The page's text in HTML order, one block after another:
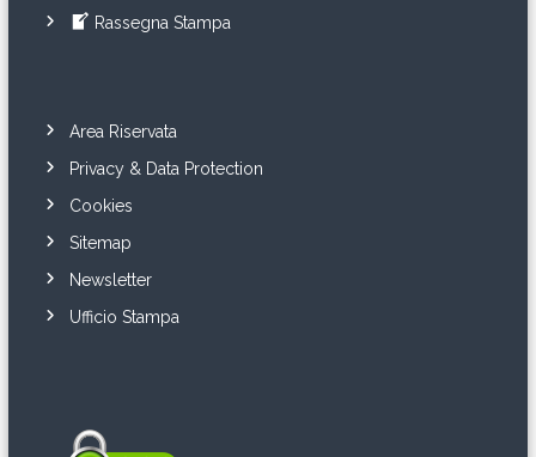
Rassegna Stampa
Area Riservata
Privacy & Data Protection
Cookies
Sitemap
Newsletter
Ufficio Stampa